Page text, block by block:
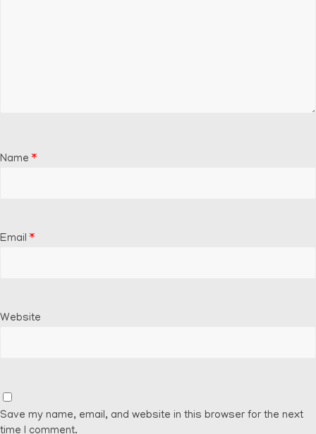
Name *
Email *
Website
Save my name, email, and website in this browser for the next
time I comment.